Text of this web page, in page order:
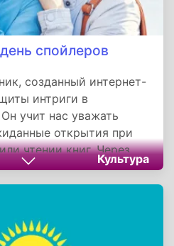
спойлеров
созданный интернет-
интриги в
учит нас уважать
открытия при
чтении книг. Через
день
могут обесценить
культуру богаче, а
Культура